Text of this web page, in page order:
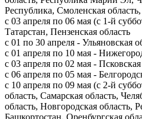
Республика, Смоленская
с 03 апреля по 06 мая (с 1-й
Татарстан, Пензенская область
с 01 по 30 апреля - Ульяновская
с 01 апреля по 10 мая -
с 03 апреля по 02 мая - Псковская
с 06 апреля по 05 мая -
с 10 апреля по 09 мая (с 2-й
область, Самарская область,
область, Новгородская область,
Башкортостан, Оренбургская